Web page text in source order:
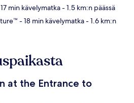
min kävelymatka- 1.5 km:n päässä
- 18 min kävelymatka- 1.6 km:n
at the Entrance to